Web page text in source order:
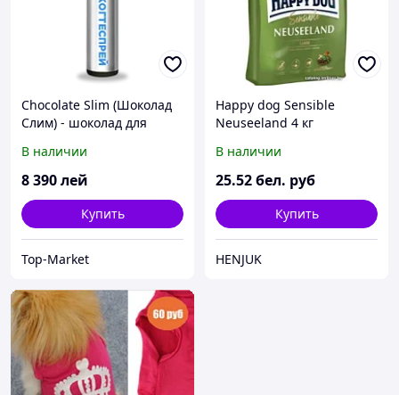
Chocolate Slim (Шоколад
Слим) - шоколад для
В наличии
8 390лей
Купить
Top-Market
Happy dog Sensible
Neuseeland 4 кг
В наличии
25.52бел. руб
Купить
HENJUK